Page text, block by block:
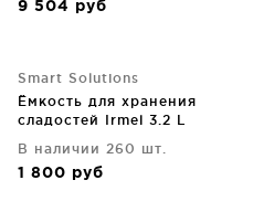
9 504 руб
Smart Solutions
Ёмкость для хранения
сладостей Irmel 3.2 L
В наличии 260 шт.
1 800 руб